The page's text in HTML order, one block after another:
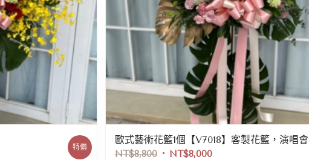
特價
歐式藝術花籃1個【V7018】客製花籃，演唱會
NT$8,800 NT$8,000